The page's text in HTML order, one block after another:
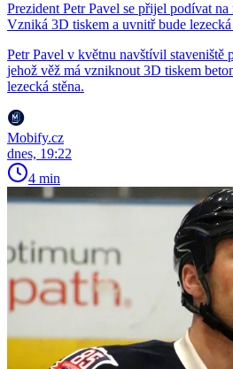
Prezident Petr Pavel se přijel podívat
Vzniká 3D tiskem a uvnitř bude lezecká
Petr Pavel v květnu navštívil staveniště
jehož věž má vzniknout 3D tiskem
lezecká stěna.
Mobify.cz
dnes, 19:22
4 min